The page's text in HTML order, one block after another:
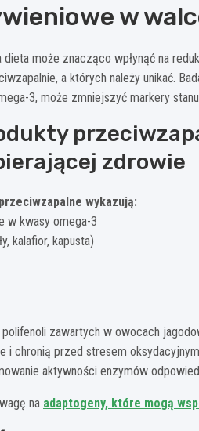
w
dieta może znacząco wpłynąć na
a których należy unikać.
3, może zmniejszyć markery
zdrowie
wykazują:
w kwasy omega-3
kalafior, kapusta)
zawartych w owocach
chronią przed stresem
aktywności enzymów
na adaptogeny, które mogą